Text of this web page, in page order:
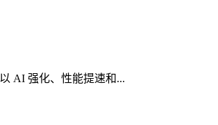
AI 强化、性能提速和...